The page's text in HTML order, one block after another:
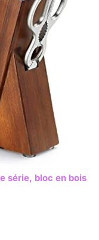
série, bloc en bois